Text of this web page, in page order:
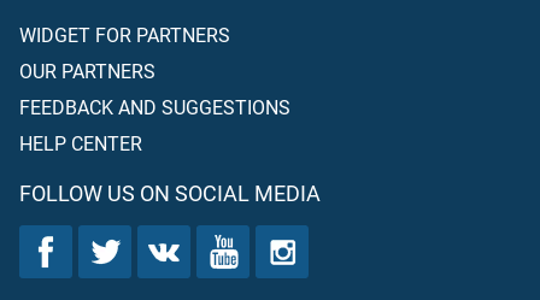
WIDGET FOR PARTNERS
OUR PARTNERS
FEEDBACK AND SUGGESTIONS
HELP CENTER
FOLLOW US ON SOCIAL MEDIA